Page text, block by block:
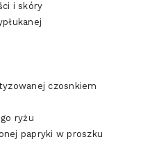
i skóry
czosnkiem
ryżu
papryki w proszku